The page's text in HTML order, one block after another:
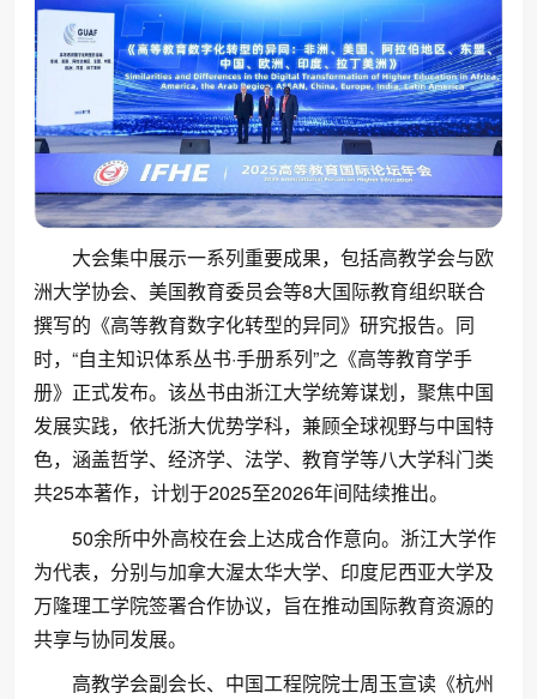
大会集中展示一系列重要成果，包括高教学会与欧
洲大学协会、美国教育委员会等8大国际教育组织联合
撰写的《高等教育数字化转型的异同》研究报告。同
时，“自主知识体系丛书·手册系列”之《高等教育学手
册》正式发布。该丛书由浙江大学统筹谋划，聚焦中国
发展实践，依托浙大优势学科，兼顾全球视野与中国特
色，涵盖哲学、经济学、法学、教育学等八大学科门类
共25本著作，计划于2025至2026年间陆续推出。
50余所中外高校在会上达成合作意向。浙江大学作
为代表，分别与加拿大渥太华大学、印度尼西亚大学及
万隆理工学院签署合作协议，旨在推动国际教育资源的
共享与协同发展。
高教学会副会长、中国工程院院士周玉宣读《杭州